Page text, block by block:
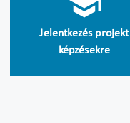
Jelentkezés projekt
képzésekre